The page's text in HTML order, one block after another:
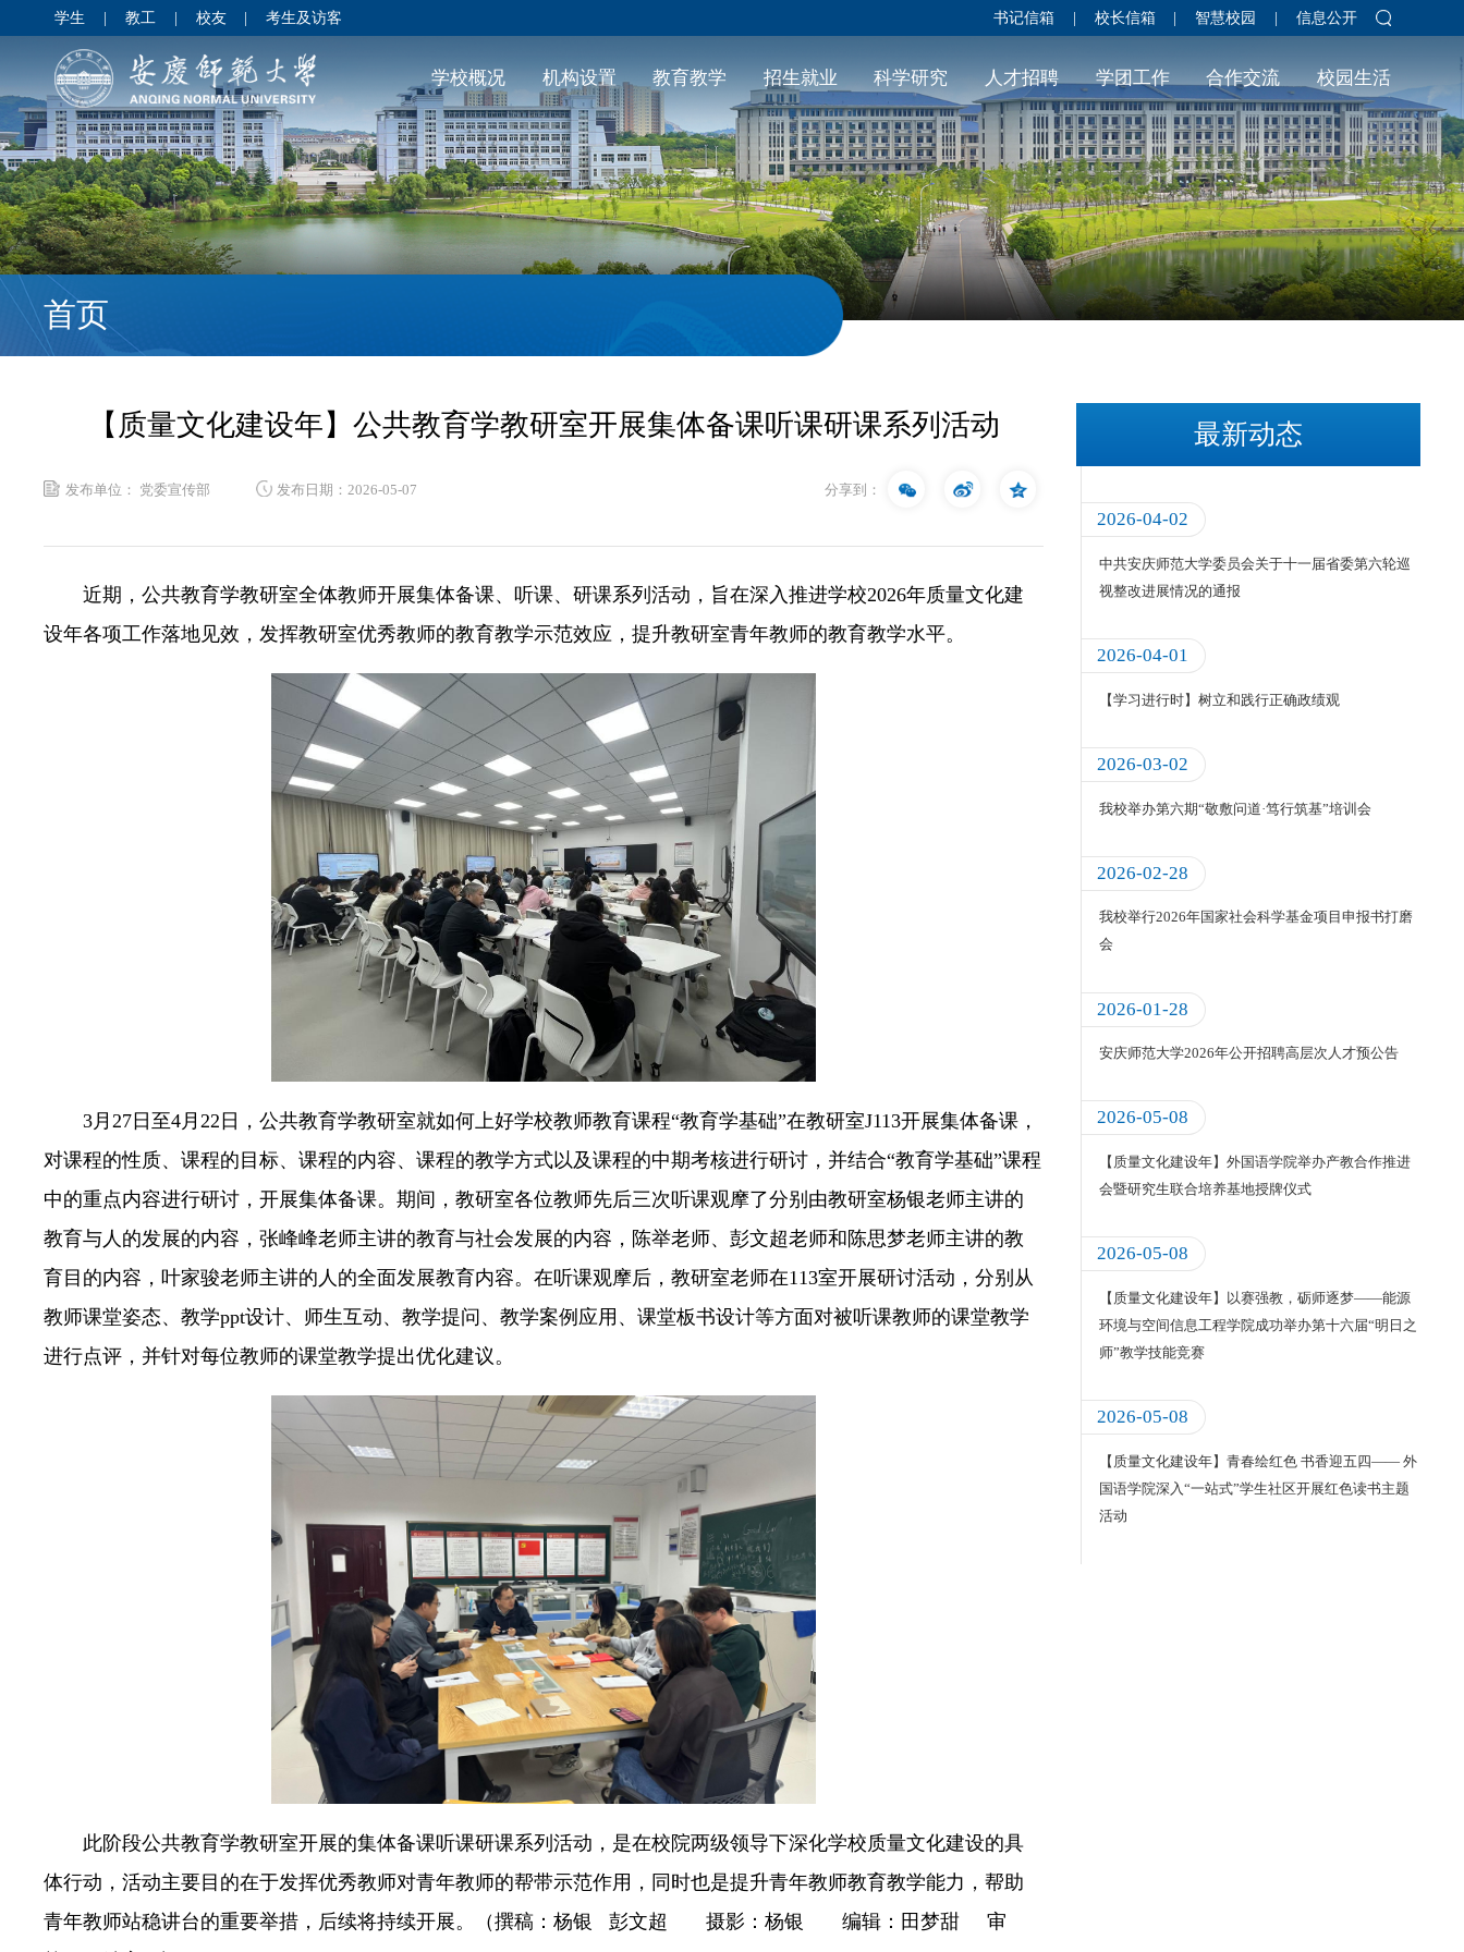
学生 教工 校友 考生及访客 书记信箱 校长信箱 智慧校园 信息公开
学校概况 机构设置 教育教学 招生就业 科学研究 人才招聘 学团工作 合作交流 校园生活
首页
【质量文化建设年】公共教育学教研室开展集体备课听课研课系列活动
发布单位： 党委宣传部 发布日期：2026-05-07 分享到：
近期，公共教育学教研室全体教师开展集体备课、听课、研课系列活动，旨在深入推进学校2026年质量文化建
设年各项工作落地见效，发挥教研室优秀教师的教育教学示范效应，提升教研室青年教师的教育教学水平。
3月27日至4月22日，公共教育学教研室就如何上好学校教师教育课程“教育学基础”在教研室J113开展集体备课，
对课程的性质、课程的目标、课程的内容、课程的教学方式以及课程的中期考核进行研讨，并结合“教育学基础”课程
中的重点内容进行研讨，开展集体备课。期间，教研室各位教师先后三次听课观摩了分别由教研室杨银老师主讲的
教育与人的发展的内容，张峰峰老师主讲的教育与社会发展的内容，陈举老师、彭文超老师和陈思梦老师主讲的教
育目的内容，叶家骏老师主讲的人的全面发展教育内容。在听课观摩后，教研室老师在113室开展研讨活动，分别从
教师课堂姿态、教学ppt设计、师生互动、教学提问、教学案例应用、课堂板书设计等方面对被听课教师的课堂教学
进行点评，并针对每位教师的课堂教学提出优化建议。
此阶段公共教育学教研室开展的集体备课听课研课系列活动，是在校院两级领导下深化学校质量文化建设的具
体行动，活动主要目的在于发挥优秀教师对青年教师的帮带示范作用，同时也是提升青年教师教育教学能力，帮助
青年教师站稳讲台的重要举措，后续将持续开展。（撰稿：杨银 彭文超 摄影：杨银 编辑：田梦甜 审
最新动态
2026-04-02
中共安庆师范大学委员会关于十一届省委第六轮巡
视整改进展情况的通报
2026-04-01
【学习进行时】树立和践行正确政绩观
2026-03-02
我校举办第六期“敬敷问道·笃行筑基”培训会
2026-02-28
我校举行2026年国家社会科学基金项目申报书打磨
会
2026-01-28
安庆师范大学2026年公开招聘高层次人才预公告
2026-05-08
【质量文化建设年】外国语学院举办产教合作推进
会暨研究生联合培养基地授牌仪式
2026-05-08
【质量文化建设年】以赛强教，砺师逐梦——能源
环境与空间信息工程学院成功举办第十六届“明日之
师”教学技能竞赛
2026-05-08
【质量文化建设年】青春绘红色 书香迎五四—— 外
国语学院深入“一站式”学生社区开展红色读书主题
活动